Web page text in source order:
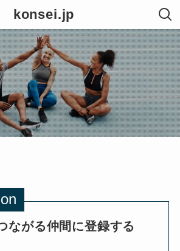
konsei.jp
ながる仲間に登録する